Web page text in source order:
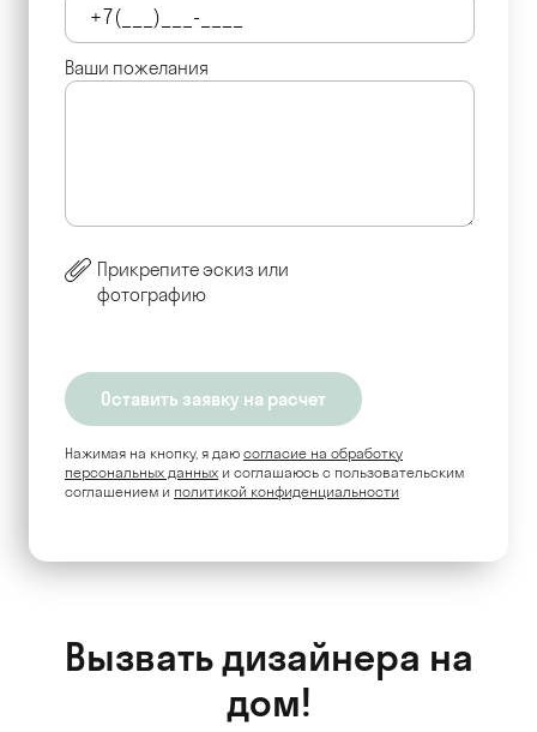
Ваши пожелания
Прикрепите эскиз или
фотографию
Нажимая на кнопку, я даю согласие на обработку
персональных данных и соглашаюсь c пользовательским
соглашением и политикой конфиденциальности
Вызвать дизайнера на
дом!